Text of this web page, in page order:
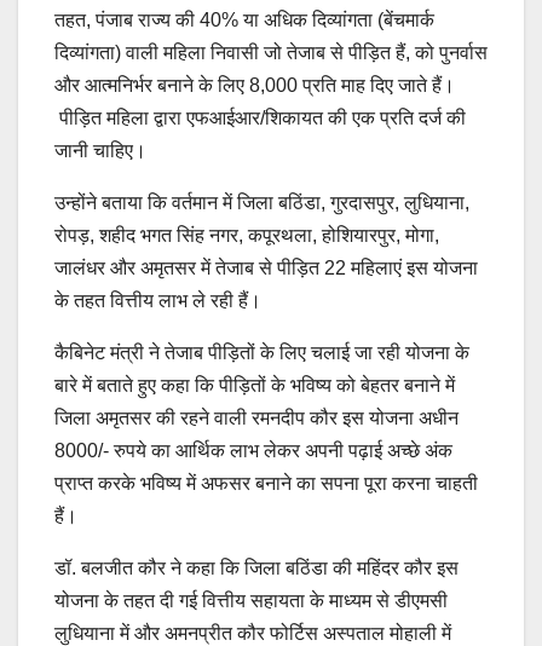
तहत, पंजाब राज्य की 40% या अधिक दिव्यांगता (बेंचमार्क
दिव्यांगता) वाली महिला निवासी जो तेजाब से पीड़ित हैं, को पुनर्वास
और आत्मनिर्भर बनाने के लिए 8,000 प्रति माह दिए जाते हैं।
पीड़ित महिला द्वारा एफआईआर/शिकायत की एक प्रति दर्ज की
जानी चाहिए।
उन्होंने बताया कि वर्तमान में जिला बठिंडा, गुरदासपुर, लुधियाना,
रोपड़, शहीद भगत सिंह नगर, कपूरथला, होशियारपुर, मोगा,
जालंधर और अमृतसर में तेजाब से पीड़ित 22 महिलाएं इस योजना
के तहत वित्तीय लाभ ले रही हैं।
कैबिनेट मंत्री ने तेजाब पीड़ितों के लिए चलाई जा रही योजना के
बारे में बताते हुए कहा कि पीड़ितों के भविष्य को बेहतर बनाने में
जिला अमृतसर की रहने वाली रमनदीप कौर इस योजना अधीन
8000/- रुपये का आर्थिक लाभ लेकर अपनी पढ़ाई अच्छे अंक
प्राप्त करके भविष्य में अफसर बनाने का सपना पूरा करना चाहती
हैं।
डॉ. बलजीत कौर ने कहा कि जिला बठिंडा की महिंदर कौर इस
योजना के तहत दी गई वित्तीय सहायता के माध्यम से डीएमसी
लुधियाना में और अमनप्रीत कौर फोर्टिस अस्पताल मोहाली में